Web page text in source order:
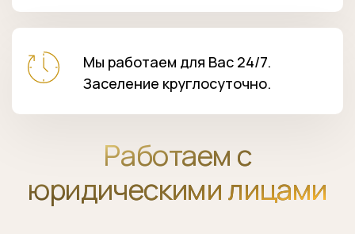
Мы работаем для Вас 24/7.
Заселение круглосуточно.
Работаем с
юридическими лицами